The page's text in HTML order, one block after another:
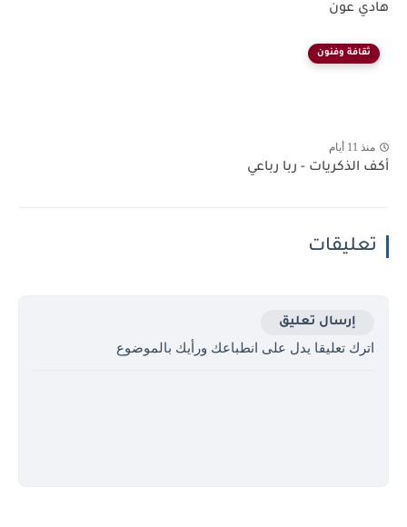
هادي عون
ثقافة وفنون
منذ 11 أيام
أكف الذكريات - ربا رباعي
تعليقات
إرسال تعليق
اترك تعليقا يدل على انطباعك ورأيك بالموضوع